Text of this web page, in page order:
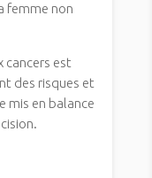
femme non
cancers est
des risques et
mis en balance